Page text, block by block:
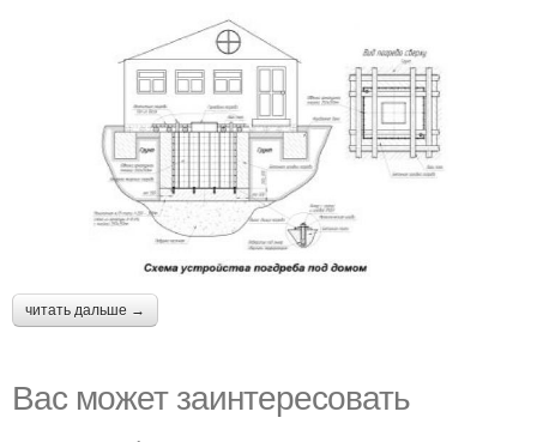
читать дальше →
Вас может заинтересовать